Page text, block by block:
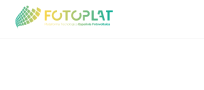
content